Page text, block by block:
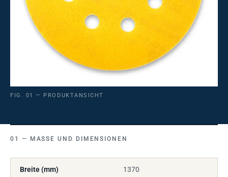
FIG. 01 — PRODUKTANSICHT
MASSE UND DIMENSIONEN
Breite (mm) 1370